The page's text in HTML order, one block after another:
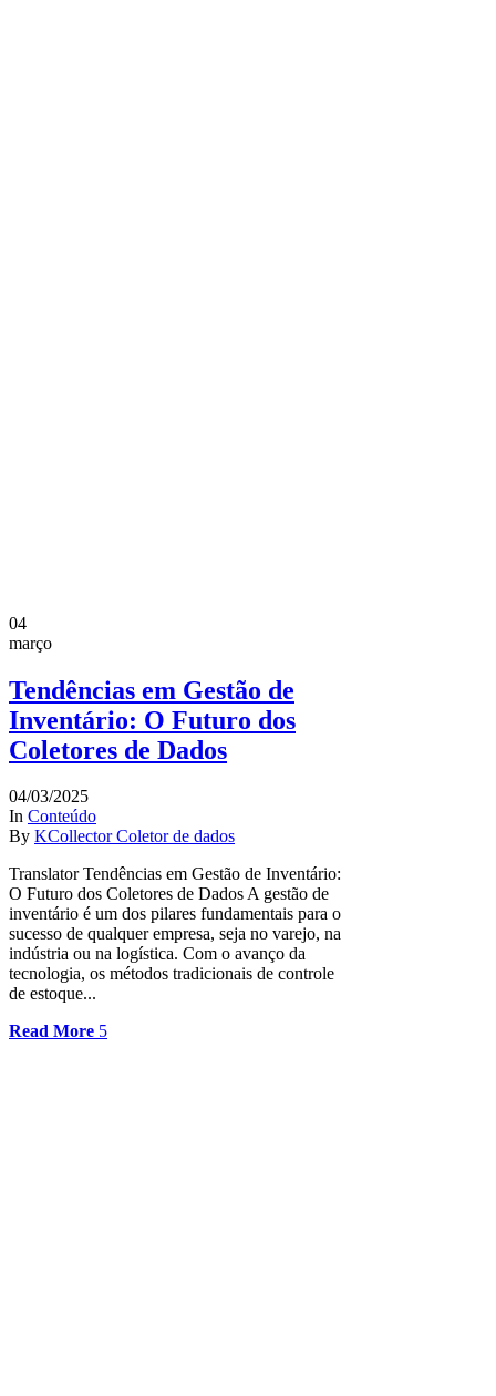
04
março
Tendências em Gestão de
Inventário: O Futuro dos
Coletores de Dados
04/03/2025
In Conteúdo
By KCollector Coletor de dados
Translator Tendências em Gestão de Inventário:
O Futuro dos Coletores de Dados A gestão de
inventário é um dos pilares fundamentais para o
sucesso de qualquer empresa, seja no varejo, na
indústria ou na logística. Com o avanço da
tecnologia, os métodos tradicionais de controle
de estoque...
Read More